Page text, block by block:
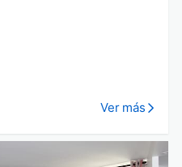
Ver más